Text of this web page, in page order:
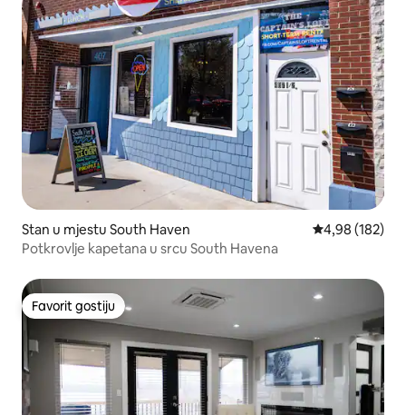
Stan u mjestu South Haven Prosječna
4,98 (182)
Potkrovlje kapetana u srcu South Havena
Favorit gostiju
Favorit gostiju